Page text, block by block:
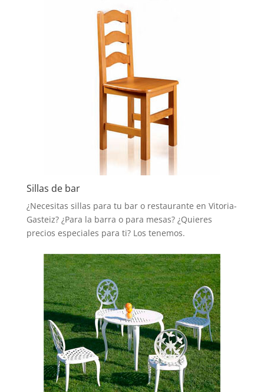
Sillas de bar
¿Necesitas sillas para tu bar o restaurante en Vitoria-
Gasteiz? ¿Para la barra o para mesas? ¿Quieres
precios especiales para ti? Los tenemos.